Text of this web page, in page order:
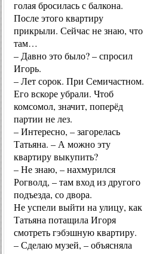
голая бросилась с балкона.
После этого квартиру
прикрыли. Сейчас не знаю, что
там…
– Давно это было? – спросил
Игорь.
– Лет сорок. При Семичастном.
Его вскоре убрали. Чтоб
комсомол, значит, поперёд
партии не лез.
– Интересно, – загорелась
Татьяна. – А можно эту
квартиру выкупить?
– Не знаю, – нахмурился
Рогволд, – там вход из другого
подъезда, со двора.
Не успели выйти на улицу, как
Татьяна потащила Игоря
смотреть гэбэшную квартиру.
– Сделаю музей, – объясняла